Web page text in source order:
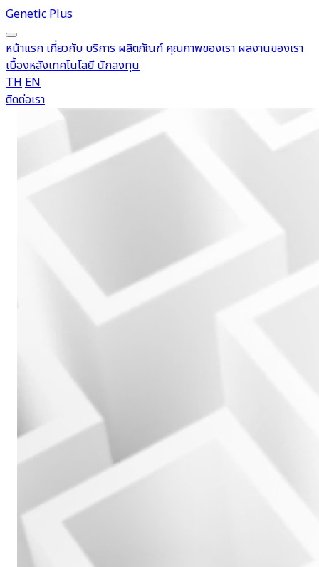
Genetic Plus
หน้าแรกเกี่ยวกับบริการผลิตภัณฑ์คุณภาพของเราผลงานของเรา
เบื้องหลังเทคโนโลยีนักลงทุน
THEN
ติดต่อเรา